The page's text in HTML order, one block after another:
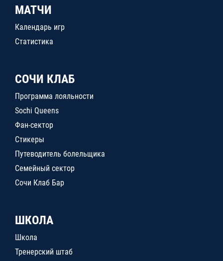
МАТЧИ
Календарь игр
Статистика
СОЧИ КЛАБ
Программа лояльности
Sochi Queens
Фан-сектор
Стикеры
Путеводитель болельщика
Семейный сектор
Сочи Клаб Бар
ШКОЛА
Школа
Тренерский штаб